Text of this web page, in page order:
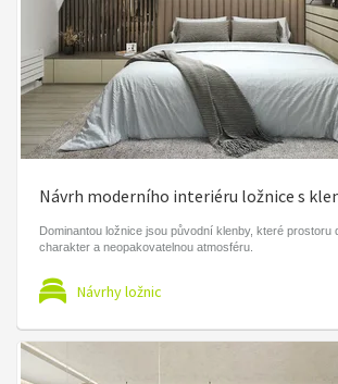
Návrh moderního interiéru ložnice s
Dominantou ložnice jsou původní klenby, které prostoru
charakter a neopakovatelnou atmosféru.
Návrhy ložnic